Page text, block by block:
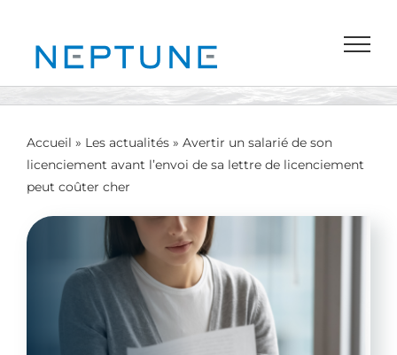
contenu
Accueil » Les actualités» Avertir un salarié de son
licenciement avant l’envoi de sa lettre de licenciement
peut coûter cher